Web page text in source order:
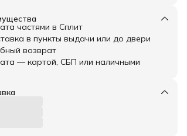
частями в Сплит
в пункты выдачи или до двери
возврат
— картой, СБП или наличными